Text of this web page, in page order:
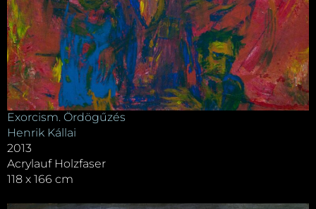
Exorcism. Ördögűzés
Henrik Kállai
2013
Acrylauf Holzfaser
118 x 166 cm